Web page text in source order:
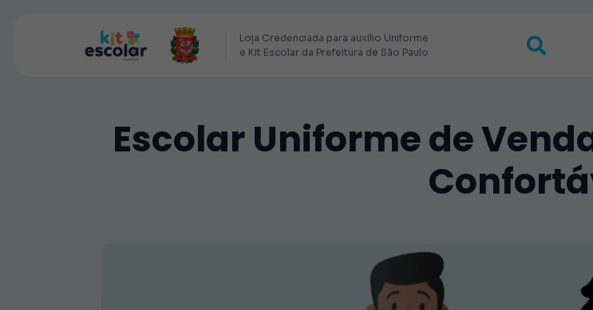
Loja Credenciada para auxilio Uniforme
e Kit Escolar da Prefeitura de São Paulo
Escolar Uniforme de